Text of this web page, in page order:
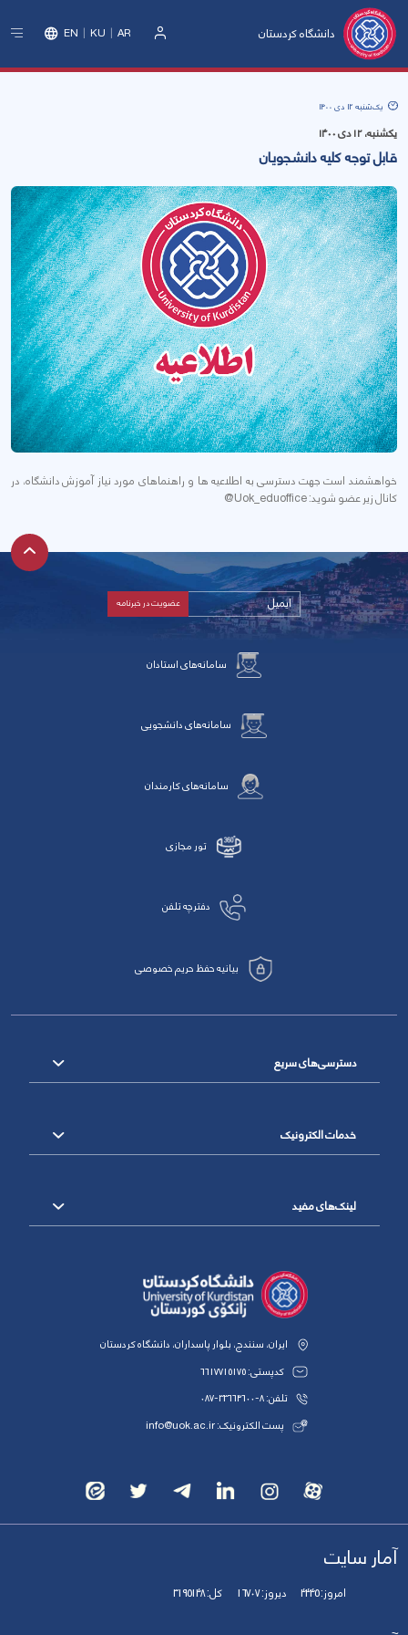
دانشگاه کردستان EN KU AR
یک‌شنبه 12 دی 1400
یکشنبه، ۱۲ دی ۱۴۰۰
قابل توجه کلیه دانشجویان
خواهشمند است جهت دسترسی به اطلاعیه ها و راهنماهای مورد نیاز آموزش دانشگاه، در
کانال زیر عضو شوید: Uok_eduoffice@
سامانه‌های استادان
سامانه‌های دانشجویی
سامانه‌های کارمندان
تور مجازی
دفترچه تلفن
بیانیه حفظ حریم خصوصی
دسترسی‌های سریع
خدمات الکترونیک
لینک‌های مفید
ایران، سنندج، بلوار پاسداران، دانشگاه کردستان
کدپستی: 6617715175
تلفن: 8-33664600-087
پست الکترونیک: info@uok.ac.ir
آمار سایت
امروز:4445 دیروز:16707 کل:3195148